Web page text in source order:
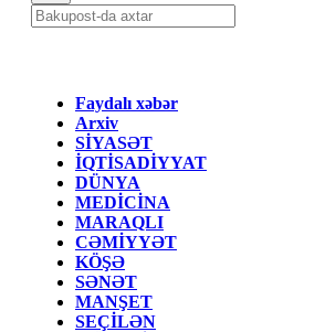
Faydalı xəbər
Arxiv
SİYASƏT
İQTİSADİYYAT
DÜNYA
MEDİCİNA
MARAQLI
CƏMİYYƏT
KÖŞƏ
SƏNƏT
MANŞET
SEÇİLƏN